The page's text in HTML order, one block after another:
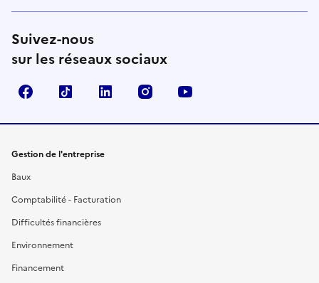
Suivez-nous
sur les réseaux sociaux
FacebookTikTok Linkedin Instagram
Gestion de l'entreprise
Baux
Comptabilité - Facturation
Difficultés financières
Environnement
Financement